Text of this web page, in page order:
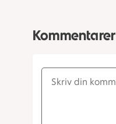
Kommentarer